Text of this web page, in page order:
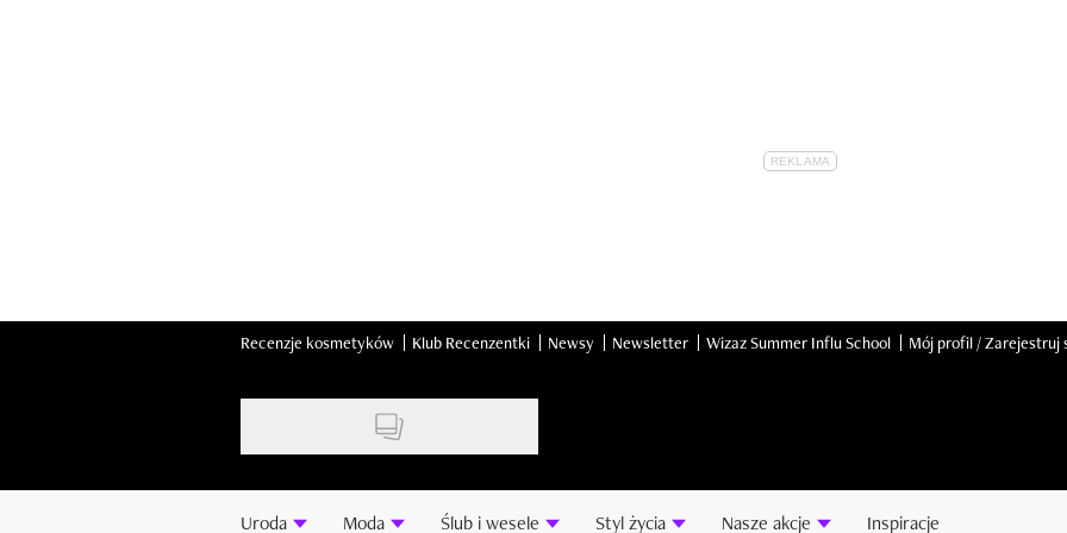
Recenzje kosmetyków Klub Recenzentki Newsy Newsletter Wizaz Summer Influ School Mój profil / Zarejestruj
Uroda Moda Ślub i wesele Styl życia Nasze akcje Inspiracje